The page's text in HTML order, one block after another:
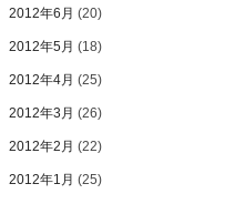
2012年6月 (20)
2012年5月 (18)
2012年4月 (25)
2012年3月 (26)
2012年2月 (22)
2012年1月 (25)